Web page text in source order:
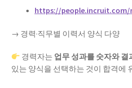
https://people.incruit.com/
→ 경력·직무별 이력서 양식 다양
경력자는 업무 성과를 숫자와 결
있는 양식을 선택하는 것이 합격에